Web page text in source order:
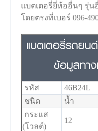
แบตเตอรี่ยี่ห้ออื่นๆ รุ่
โดยตรงที่เบอร์ 096-
แบตเตอรี่รถยน
ข้อมูลทา
รหัส
46B24L
ชนิด
น้ำ
กระแส
(โวลต์)
12